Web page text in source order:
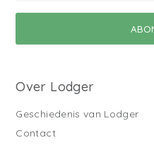
Over Lodger
Geschiedenis van Lodger
Contact